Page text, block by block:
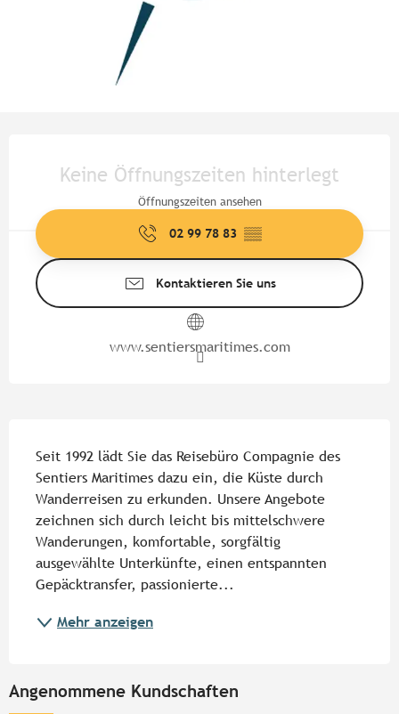
Keine Öffnungszeiten hinterlegt
Öffnungszeiten ansehen
02 99 78 83 ▒▒
Kontaktieren Sie uns
www.sentiersmaritimes.com
Seit 1992 lädt Sie das Reisebüro Compagnie des
Sentiers Maritimes dazu ein, die Küste durch
Wanderreisen zu erkunden. Unsere Angebote
zeichnen sich durch leicht bis mittelschwere
Wanderungen, komfortable, sorgfältig
ausgewählte Unterkünfte, einen entspannten
Gepäcktransfer, passionierte...
Mehr anzeigen
Angenommene Kundschaften